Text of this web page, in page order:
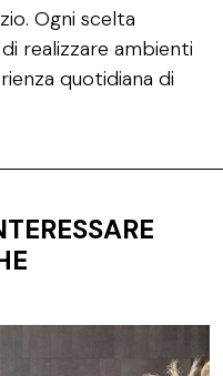
Ogni scelta
realizzare ambienti
quotidiana di